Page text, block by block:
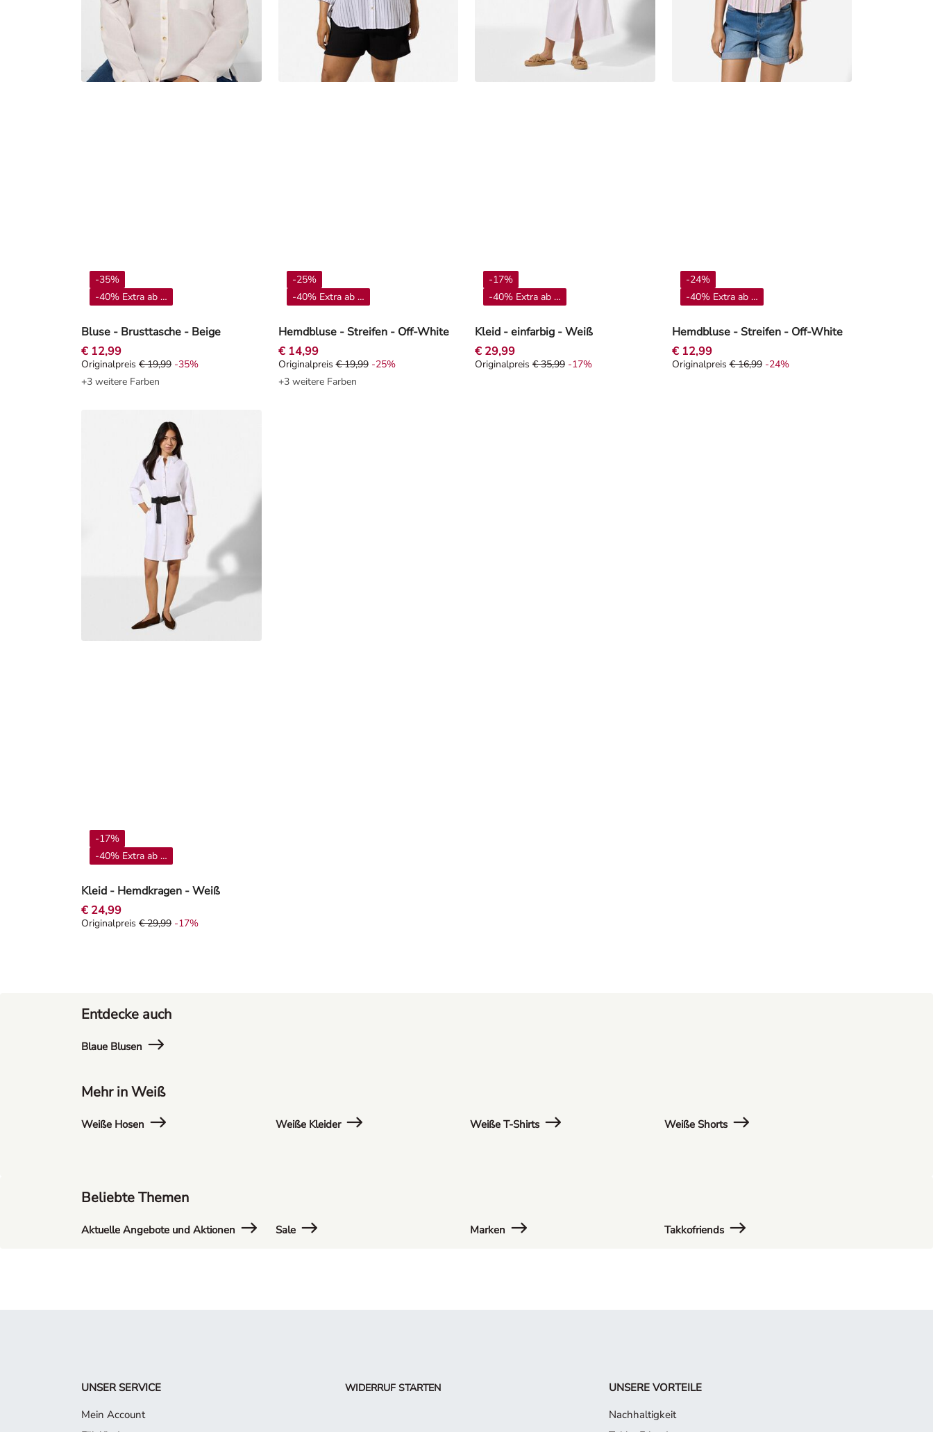
Bluse - Brusttasche - Beige
-35%
-40% Extra ab 4**
€ 12,99
Originalpreis € 19,99, Rabat -35%
Originalpreis € 19,99 -35%
+3 weitere Farben
Hemdbluse - Streifen - Off-White
-25%
-40% Extra ab 4**
€ 14,99
Originalpreis € 19,99, Rabat -25%
Originalpreis € 19,99 -25%
+3 weitere Farben
Kleid - einfarbig - Weiß
-17%
-40% Extra ab 4**
€ 29,99
Originalpreis € 35,99, Rabat -17%
Originalpreis € 35,99 -17%
Hemdbluse - Streifen - Off-White
-24%
-40% Extra ab 4**
€ 12,99
Originalpreis € 16,99, Rabat -24%
Originalpreis € 16,99 -24%
Kleid - Hemdkragen - Weiß
-17%
-40% Extra ab 4**
€ 24,99
Originalpreis € 29,99, Rabat -17%
Originalpreis € 29,99 -17%
Entdecke auch
Blaue Blusen
Mehr in Weiß
Weiße Hosen Weiße Kleider Weiße T-Shirts Weiße Shorts
Beliebte Themen
Aktuelle Angebote und Aktionen Sale Marken Takkofriends
UNSER SERVICE
Mein Account
WIDERRUF STARTEN
UNSERE VORTEILE
Nachhaltigkeit